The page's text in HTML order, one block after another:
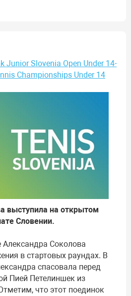
Junior Slovenia Open Under 14-
Championships Under 14
выступила на открытом
Словении.
Александра Соколова
в стартовых раундах. В
спасовала перед
Пией Петелиншек из
что этот поединок